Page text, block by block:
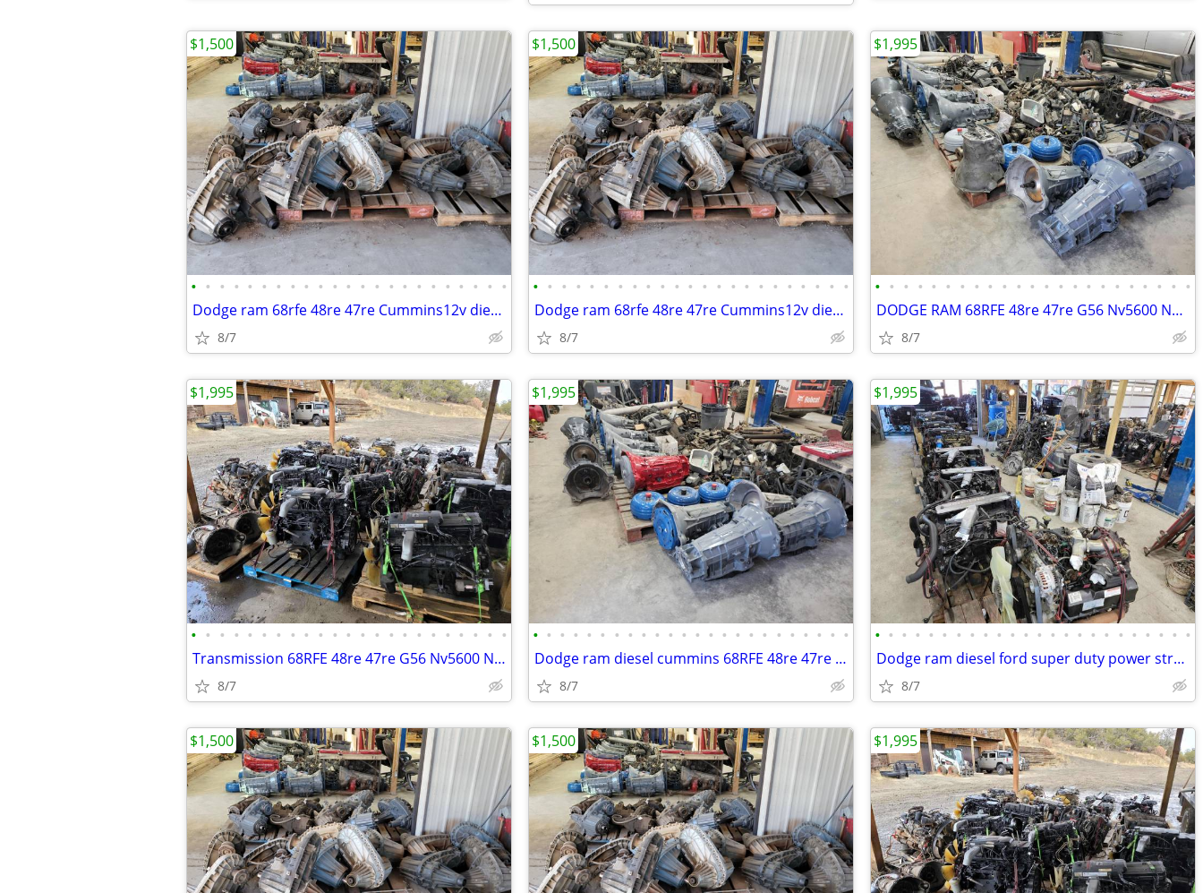
• • • • • • • • • • • • • • • • • • • • • • •
Dodge ram 68rfe 48re 47re Cummins12v diesel Ford F250 F350 f450 f550
8/7
$1,500
• • • • • • • • • • • • • • • • • • • • • • •
Dodge ram 68rfe 48re 47re Cummins12v diesel Ford F250 F350 f450 f550
8/7
$1,500
• • • • • • • • • • • • • • • • • • • • • • •
DODGE RAM 68RFE 48re 47re G56 Nv5600 Nv4500 Manual F350 diesel Cummins
8/7
$1,995
• • • • • • • • • • • • • • • • • • • • • • •
Transmission 68RFE 48re 47re G56 Nv5600 Nv4500 Manual diesel Cummins
8/7
$1,995
• • • • • • • • • • • • • • • • • • • • • • • •
Dodge ram diesel cummins 68RFE 48re 47re Transmission 3500 4500 5500
8/7
$1,995
• • • • • • • • • • • • • • • • • • • • • • • •
Dodge ram diesel ford super duty power stroke 2500 3500 4500 5500
8/7
$1,995
$1,500 $1,500 $1,995